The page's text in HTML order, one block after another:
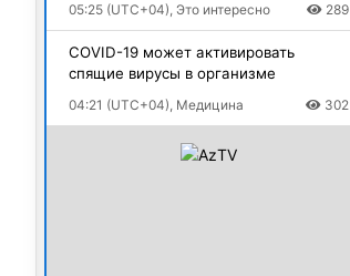
05:25 (UTC+04), Это интересно 289
COVID-19 может активировать
спящие вирусы в организме
04:21 (UTC+04), Медицина 302